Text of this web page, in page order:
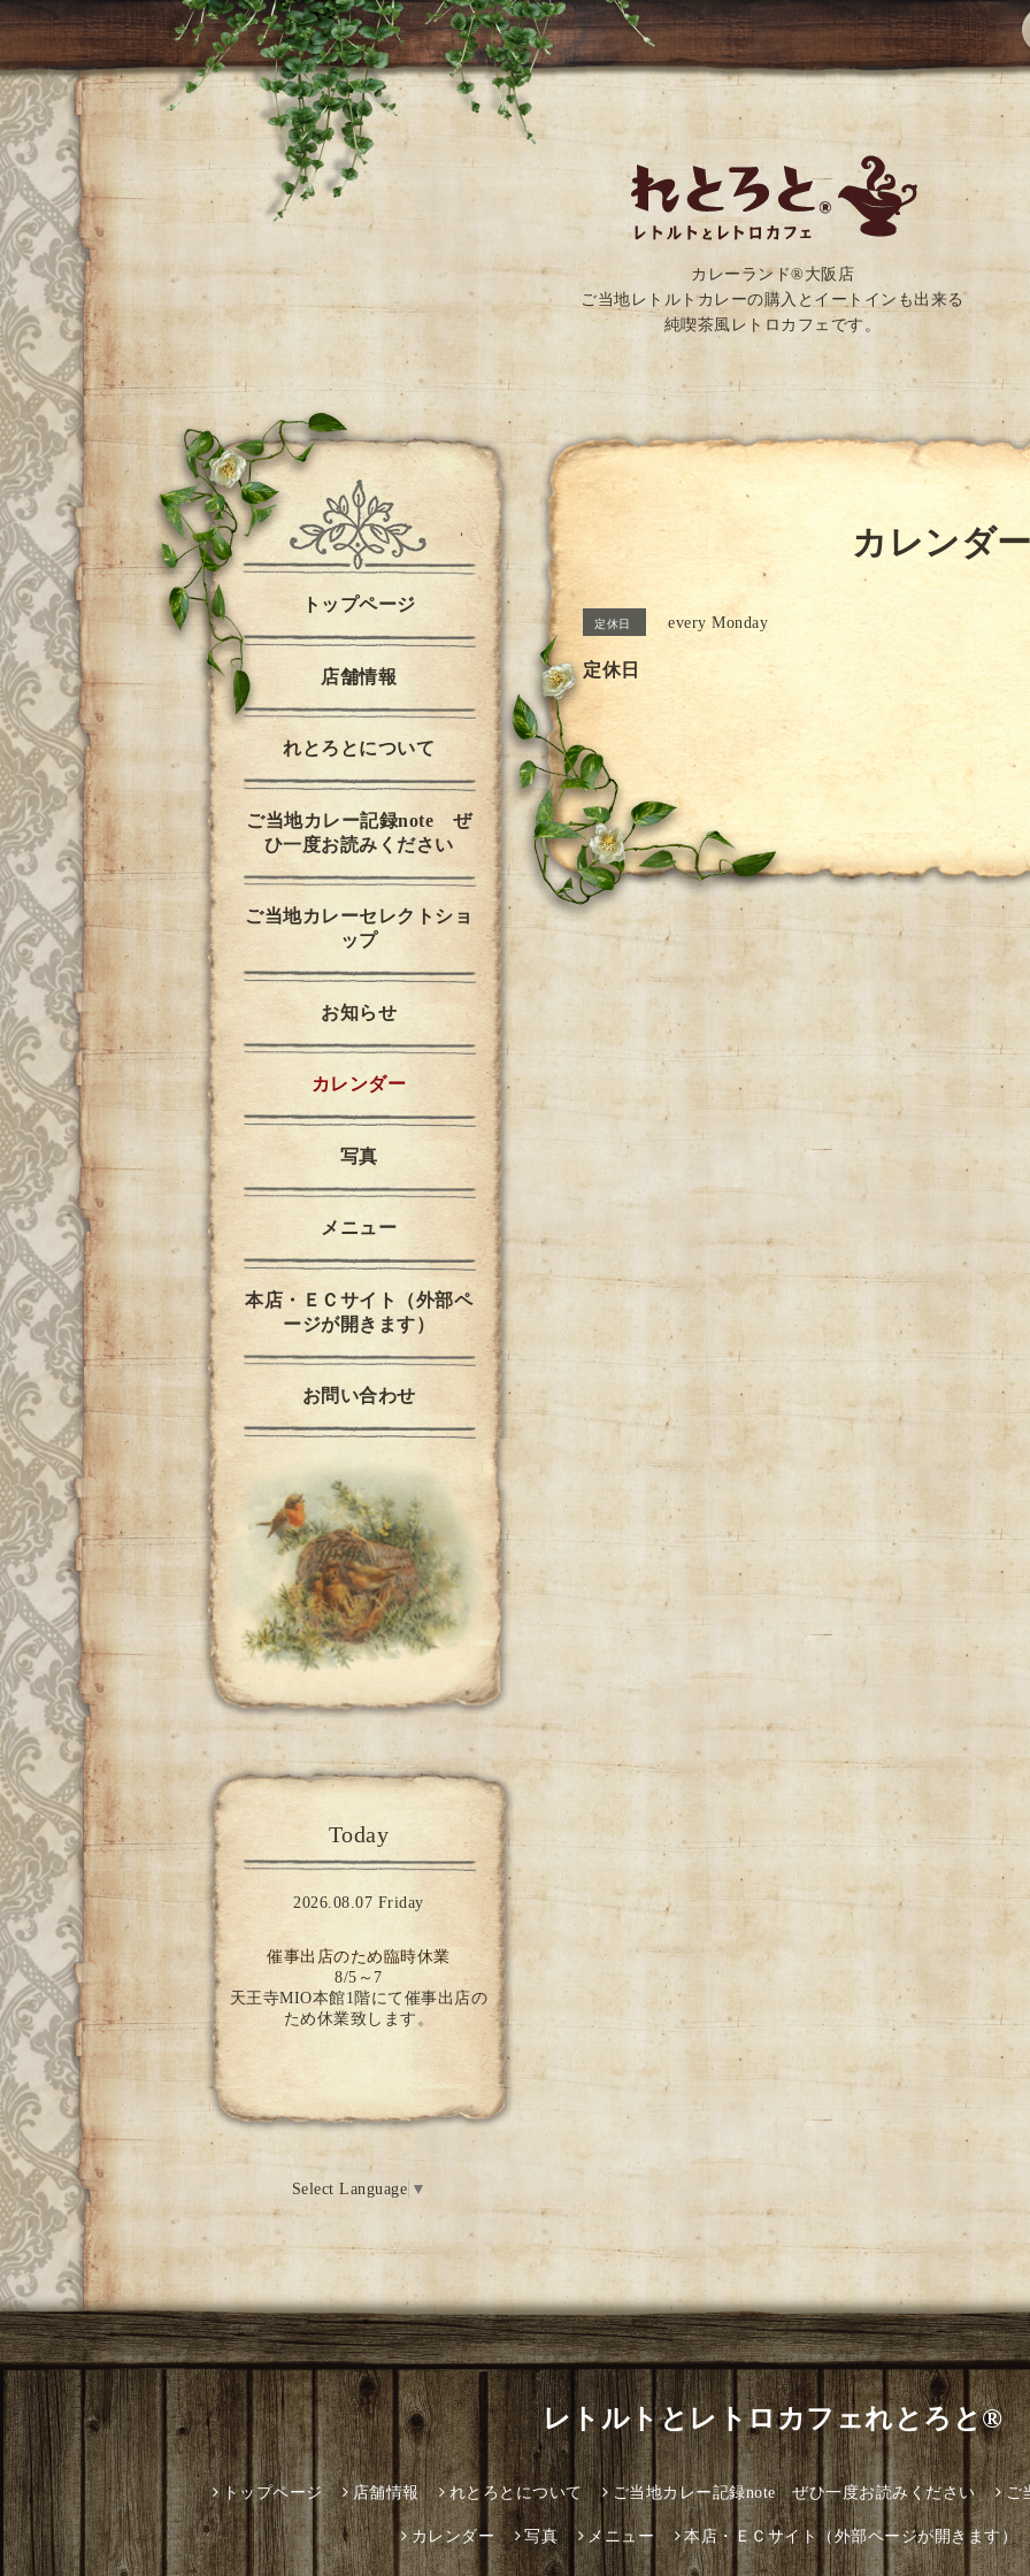
カレーランド®大阪店
ご当地レトルトカレーの購入とイートインも出来る
純喫茶風レトロカフェです。
カレンダ
定休日 every Monday
定休日
トップページ
店舗情報
れとろとについて
ご当地カレー記録note ぜ
ひ一度お読みください
ご当地カレーセレクトショ
ップ
お知らせ
カレンダー
写真
メニュー
本店・ＥＣサイト（外部ペ
ージが開きます）
お問い合わせ
Today
2026.08.07 Friday
催事出店のため臨時休業
8/5～7
天王寺MIO本館1階にて催事出店の
ため休業致します。
Select Language ▼
レトルトとレトロカフェれとろと®
トップページ 店舗情報 れとろとについて ご当地カレー記録note ぜひ一度お読みください ご
カレンダー 写真 メニュー 本店・ＥＣサイト（外部ページが開きます）